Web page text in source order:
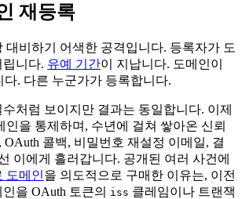
재등록
대비하기 어색한 공격입니다. 등록자가 도
니다. 유예 기간이 지납니다. 도메인이
다. 다른 누군가가 등록합니다.
처럼 보이지만 결과는 동일합니다. 이제
인을 통제하며, 수년에 걸쳐 쌓아온 신뢰
OAuth 콜백, 비밀번호 재설정 이메일, 결
이에게 흘러갑니다. 공개된 여러 사건에
도메인을 의도적으로 구매한 이유는, 이전
을 OAuth 토큰의 iss 클레임이나 트랜잭